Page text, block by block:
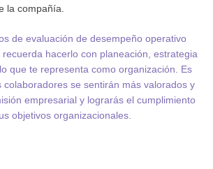
la compañía.
de evaluación de desempeño operativo
hacerlo con planeación, estrategia
que te representa como organización. Es
se sentirán más valorados y
empresarial y lograrás el cumplimiento
objetivos organizacionales